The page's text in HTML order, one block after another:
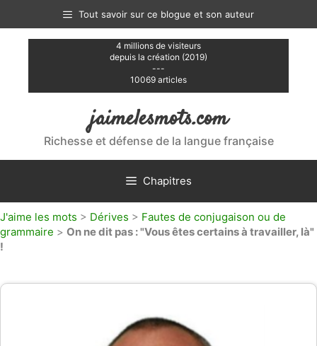
contenu
Tout savoir sur ce blogue et son auteur
4 millions de visiteurs
depuis la création (2019)
---
10069 articles
jaimelesmots.com
Richesse et défense de la langue française
Chapitres
J'aime les mots > Dérives > Fautes de conjugaison ou de
grammaire > On ne dit pas : "Vous êtes certains à travailler, là"
!